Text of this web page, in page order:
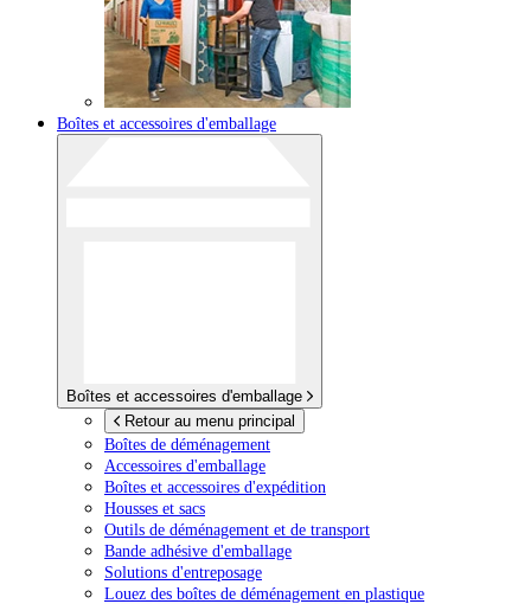
Boîtes et accessoires d'emballage
Boîtes et accessoires d'emballage
Retour au menu principal
Boîtes de déménagement
Accessoires d'emballage
Boîtes et accessoires d'expédition
Housses et sacs
Outils de déménagement et de transport
Bande adhésive d'emballage
Solutions d'entreposage
Louez des boîtes de déménagement en plastique